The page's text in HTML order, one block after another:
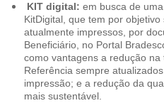
KIT digital: em busca de
KitDigital, que tem por
atualmente impressos, por
Beneficiário, no Portal
como vantagens a redução
Referência sempre
impressão; e a redução da
mais sustentável.